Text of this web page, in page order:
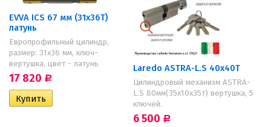
EVVA ICS 67 мм (31х36Т)
латунь
Европрофильный цилиндр,
размер: 31х36 мм, ключ-
вертушка, цвет - латунь
17 820 Р
Laredo ASTRA-L.S 40х40T
Цилиндровый механизм ASTRA-
L.S 80мм(35х10х35т) вертушка, 5
ключей.
6 500 Р